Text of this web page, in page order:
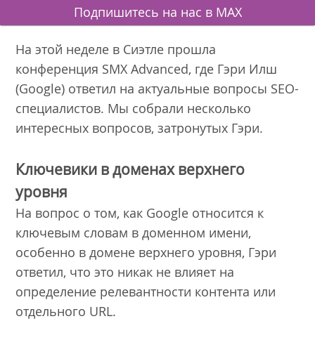
Подпишитесь на нас в MAX
На этой неделе в Сиэтле прошла
конференция SMX Advanced, где Гэри Илш
(Google) ответил на актуальные вопросы SEO-
специалистов. Мы собрали несколько
интересных вопросов, затронутых Гэри.
Ключевики в доменах верхнего
уровня
На вопрос о том, как Google относится к
ключевым словам в доменном имени,
особенно в домене верхнего уровня, Гэри
ответил, что это никак не влияет на
определение релевантности контента или
отдельного URL.